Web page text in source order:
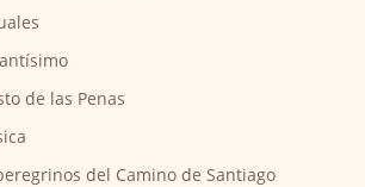
de las Penas
del Camino de Santiago